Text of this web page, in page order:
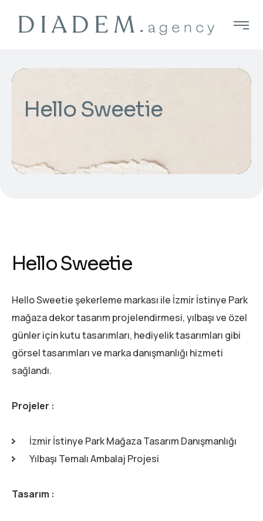
Hello Sweetie
Hello Sweetie
Hello Sweetie şekerleme markası ile İzmir İstinye Park
mağaza dekor tasarım projelendirmesi, yılbaşı ve özel
günler için kutu tasarımları, hediyelik tasarımları gibi
görsel tasarımları ve marka danışmanlığı hizmeti
sağlandı.
Projeler :
İzmir İstinye Park Mağaza Tasarım Danışmanlığı
Yılbaşı Temalı Ambalaj Projesi
Tasarım :